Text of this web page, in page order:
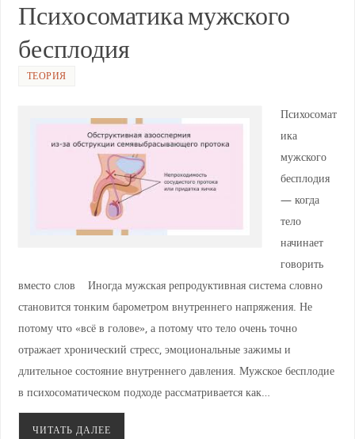
Психосоматика мужского
бесплодия
ТЕОРИЯ
Психосомат
ика
мужского
бесплодия
— когда
тело
начинает
говорить
вместо слов Иногда мужская репродуктивная система словно
становится тонким барометром внутреннего напряжения. Не
потому что «всё в голове», а потому что тело очень точно
отражает хронический стресс, эмоциональные зажимы и
длительное состояние внутреннего давления. Мужское бесплодие
в психосоматическом подходе рассматривается как…
ЧИТАТЬ ДАЛЕЕ